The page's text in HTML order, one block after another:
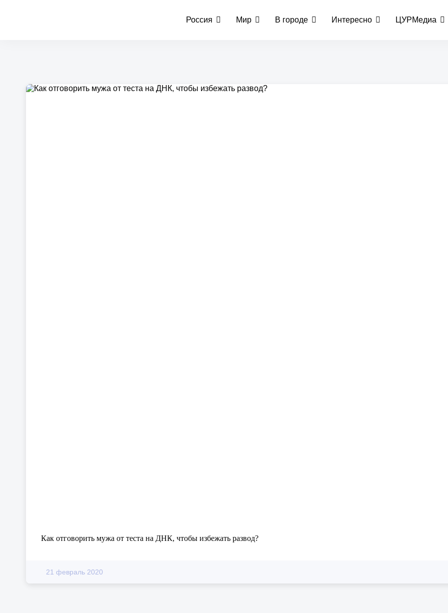
Россия Мир В городе Интересно ЦУРМедиа
Как отговорить мужа от теста на ДНК, чтобы избежать развод?
21 февраль 2020